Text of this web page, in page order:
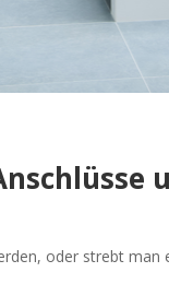
oder strebt man